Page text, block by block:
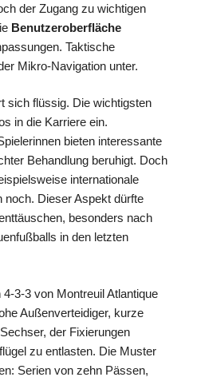
der Zugang zu wichtigen
Benutzeroberfläche
Taktische
Mikro-Navigation unter.
sich flüssig. Die wichtigsten
in die Karriere ein.
bieten interessante
Behandlung beruhigt. Doch
internationale
noch. Dieser Aspekt dürfte
besonders nach
in den letzten
3-3 von Montreuil Atlantique
Außenverteidiger, kurze
der Fixierungen
zu entlasten. Die Muster
Serien von zehn Pässen,